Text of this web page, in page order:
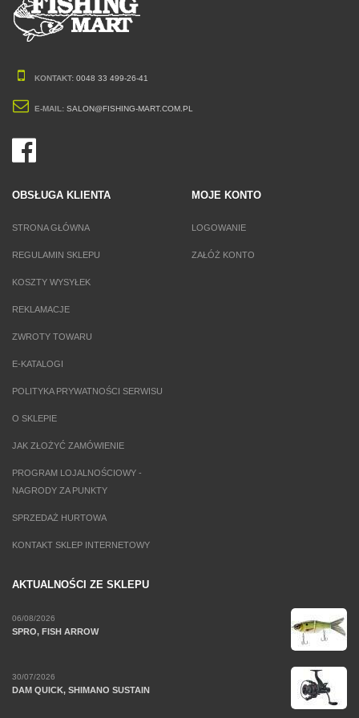
KONTAKT: 0048 33 499-26-41
E-MAIL: SALON@FISHING-MART.COM.PL
OBSŁUGA KLIENTA
STRONA GŁÓWNA
REGULAMIN SKLEPU
KOSZTY WYSYŁEK
REKLAMACJE
ZWROTY TOWARU
E-KATALOGI
POLITYKA PRYWATNOŚCI SERWISU
O SKLEPIE
JAK ZŁOŻYĆ ZAMÓWIENIE
PROGRAM LOJALNOŚCIOWY -
NAGRODY ZA PUNKTY
SPRZEDAŻ HURTOWA
KONTAKT SKLEP INTERNETOWY
MOJE KONTO
LOGOWANIE
ZAŁÓŻ KONTO
AKTUALNOŚCI ZE SKLEPU
06/08/2026
SPRO, FISH ARROW
30/07/2026
DAM QUICK, SHIMANO SUSTAIN